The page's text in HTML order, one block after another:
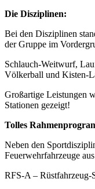
Die Disziplinen:
Bei den Disziplinen
der Gruppe im
Schlauch-Weitwurf,
Völkerball und Kisten-
Großartige Leistungen
Stationen gezeigt!
Tolles
Neben den
Feuerwehrfahrzeuge
RFS-A – Rüstfahrzeug-